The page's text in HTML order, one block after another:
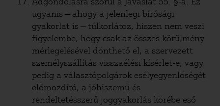
ugyanis — ahogy a jelenlegi bírósági
gyakorlat is — túlkorlátoz, hiszen nem veszi
figyelembe, hogy csak az összes körülmény
mérlegelésével dönthető el, a szervezett
személyszállítás visszaélési kísérlet-e, vagy
pedig a választópolgárok esélyegyenlőségét
előmozdító, a jóhiszemű és
rendeltetésszerű joggyakorlás körébe eső